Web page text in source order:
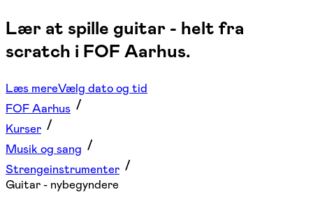
Lær at spille guitar - helt fra
scratch i FOF Aarhus.
Læs mereVælg dato og tid
FOF Aarhus
Kurser
Musik og sang
Strengeinstrumenter
Guitar - nybegyndere